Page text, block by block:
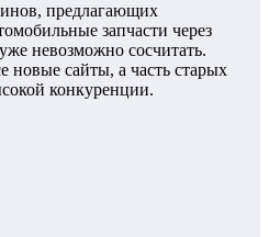
предлагающих
запчасти через
невозможно сосчитать.
новые сайты, а часть старых
конкуренции.